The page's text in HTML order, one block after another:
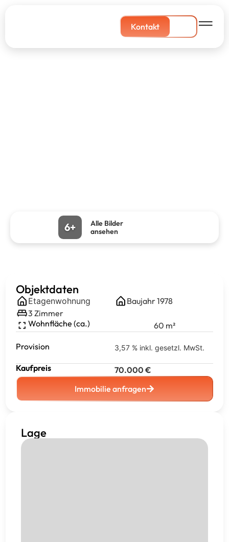
Kontakt
6+
Alle Bilder
ansehen
Objektdaten
Etagenwohnung Baujahr1978
3 Zimmer
Wohnfläche (ca.)
60 m²
Provision 3,57 % inkl. gesetzl. MwSt.
Kaufpreis 70.000 €
Immobilie anfragen
Lage